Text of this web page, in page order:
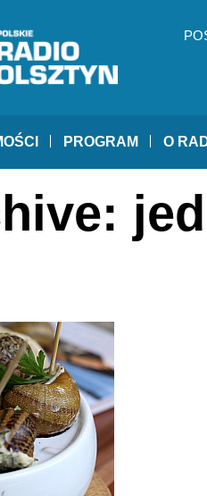
PROGRAM O